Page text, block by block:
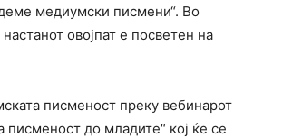
медиумски писмени“. Во
овојпат е посветен на
писменост преку вебинарот
до младите“ кој ќе се